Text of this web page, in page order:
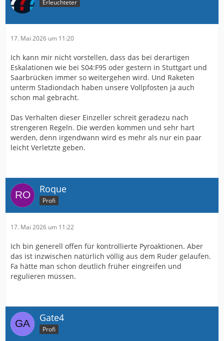
Erleuchteter
17. Mai 2026 um 11:20
Ich kann mir nicht vorstellen, dass das bei derartigen
Eskalationen wie bei S04:F95 oder gestern in Stuttgart und
Saarbrücken immer so weitergehen wird. Und Raketen
unterm Stadiondach haben unsere Vollpfosten ja auch
schon mal gebracht.
Das Verhalten dieser Einzeller schreit geradezu nach
strengeren Regeln. Die werden kommen und sehr hart
werden, denn irgendwann wird es mehr als nur ein paar
leicht Verletzte geben.
Roque
Profi
17. Mai 2026 um 11:22
Ich bin generell offen für kontrollierte Pyroaktionen. Aber
das ist inzwischen natürlich völlig aus dem Ruder gelaufen.
Fa hätte man schon deutlich früher eingreifen und
regulieren müssen.
Gate4
Profi